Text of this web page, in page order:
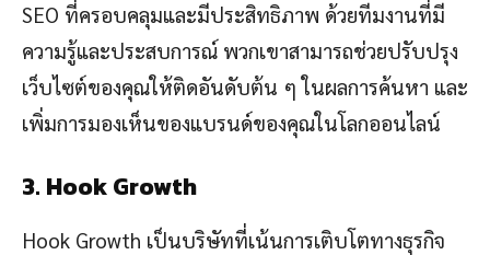
SEO ที่ครอบคลุมและมีประสิทธิภาพ ด้วยทีมงานที่มี
ความรู้และประสบการณ์ พวกเขาสามารถช่วยปรับปรุง
เว็บไซต์ของคุณให้ติดอันดับต้น ๆ ในผลการค้นหา และ
เพิ่มการมองเห็นของแบรนด์ของคุณในโลกออนไลน์
3. Hook Growth
Hook Growth เป็นบริษัทที่เน้นการเติบโตทางธุรกิจ